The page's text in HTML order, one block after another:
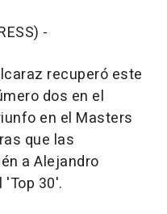
-
recuperó este
dos en el
en el Masters
que las
a Alejandro
30'.